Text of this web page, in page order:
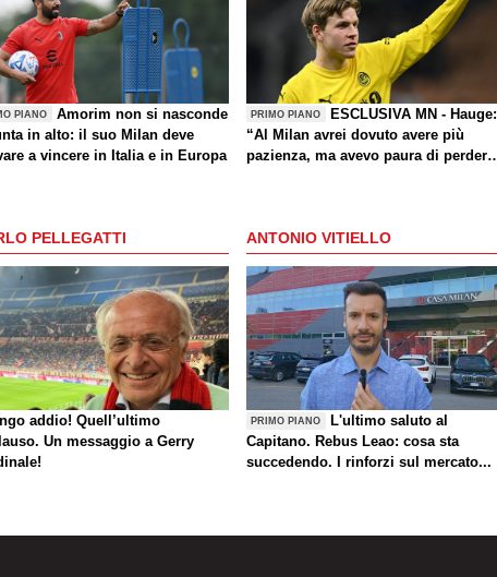
PIANO
Amorim non si nasconde
in alto: il suo Milan deve
a vincere in Italia e in Europa
PRIMO PIANO
ESCLUSIVA MN - Hauge:
“Al Milan avrei dovuto avere più
pazienza, ma avevo paura di perdere
un giorno? Magari. Forza Milan!”
PELLEGATTI
addio! Quell’ultimo
Un messaggio a Gerry
ANTONIO VITIELLO
PRIMO PIANO
L'ultimo saluto al
Capitano. Rebus Leao: cosa sta
succedendo. I rinforzi sul mercato...